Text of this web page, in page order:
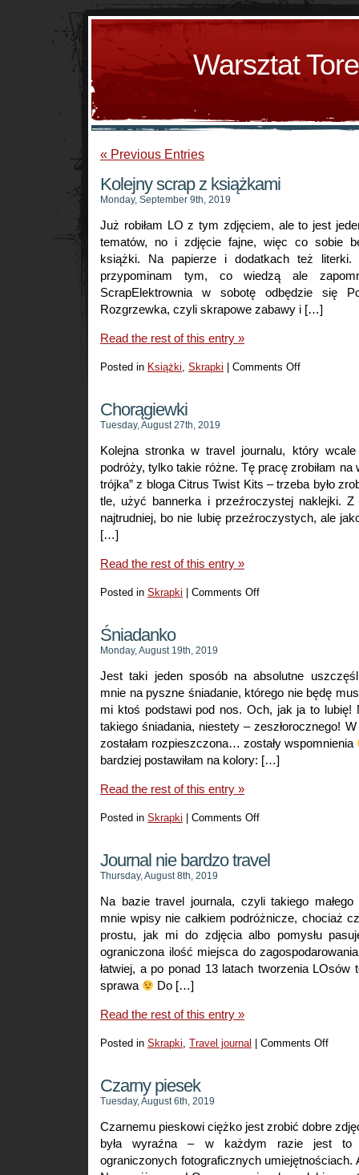
Warsztat
« Previous Entries
Kolejny scrap z książkami
Monday, September 9th, 2019
Już robiłam LO z tym zdjęciem, ale to jest
tematów, no i zdjęcie fajne, więc co sobie
książki. Na papierze i dodatkach też literki.
przypominam tym, co wiedzą ale
ScrapElektrownia w sobotę odbędzie się
Rozgrzewka, czyli skrapowe zabawy i […]
Read the rest of this entry »
Posted in Książki, Skrapki Comments Offon
Chorągiewki
Tuesday, August 27th, 2019
Kolejna stronka w travel journalu, który
podróży, tylko takie różne. Tę pracę zrobiłam na
trójka” z bloga Citrus Twist Kits – trzeba było
tle, użyć bannerka i przeźroczystej naklejki. Z
najtrudniej, bo nie lubię przeźroczystych, ale
[…]
Read the rest of this entry »
Posted in Skrapki Comments Offon
Śniadanko
Monday, August 19th, 2019
Jest taki jeden sposób na absolutne
mnie na pyszne śniadanie, którego nie będę
mi ktoś podstawi pod nos. Och, jak ja to lubię!
takiego śniadania, niestety – zeszłorocznego!
zostałam rozpieszczona… zostały wspomnienia
bardziej postawiłam na kolory: […]
Read the rest of this entry »
Posted in Skrapki Comments Offon
Journal nie bardzo travel
Thursday, August 8th, 2019
Na bazie travel journala, czyli takiego
mnie wpisy nie całkiem podróżnicze, chociaż
prostu, jak mi do zdjęcia albo pomysłu
ograniczona ilość miejsca do
łatwiej, a po ponad 13 latach tworzenia LOsów
sprawa
Do […]
Read the rest of this entry »
Posted in Skrapki, Travel journal Comments Offon
Czarny piesek
Tuesday, August 6th, 2019
Czarnemu pieskowi ciężko jest zrobić dobre
była wyraźna – w każdym razie jest to
ograniczonych fotograficznych umiejętnościach.